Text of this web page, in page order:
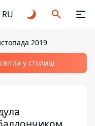
RU
2019
у столиці